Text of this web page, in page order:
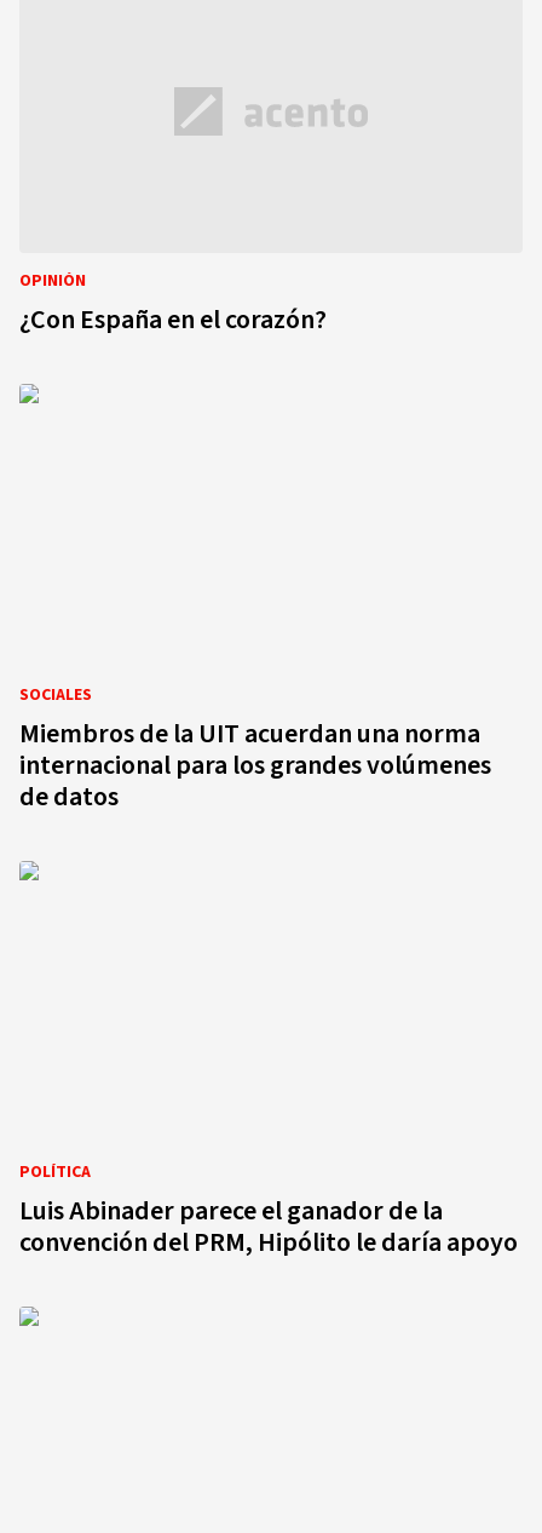
OPINIÓN
¿Con España en el corazón?
SOCIALES
Miembros de la UIT acuerdan una norma
internacional para los grandes volúmenes
de datos
POLÍTICA
Luis Abinader parece el ganador de la
convención del PRM, Hipólito le daría apoyo